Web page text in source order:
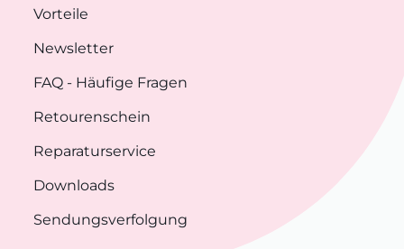
Vorteile
Newsletter
FAQ - Häufige Fragen
Retourenschein
Reparaturservice
Downloads
Sendungsverfolgung